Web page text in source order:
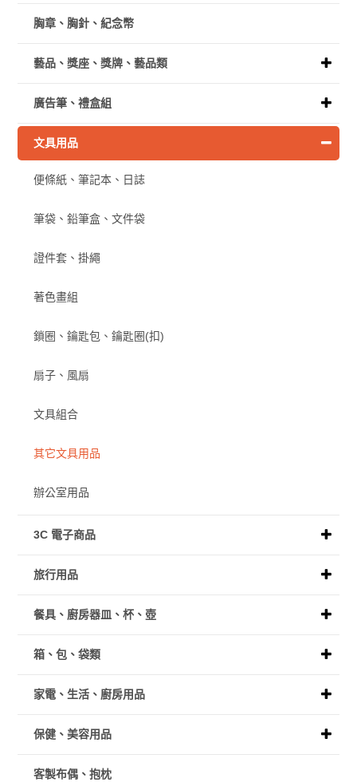
胸章、胸針、紀念幣
藝品、獎座、獎牌、藝品類
廣告筆、禮盒組
文具用品
便條紙、筆記本、日誌
筆袋、鉛筆盒、文件袋
證件套、掛繩
著色畫組
鎖圈、鑰匙包、鑰匙圈(扣)
扇子、風扇
文具組合
其它文具用品
辦公室用品
3C 電子商品
旅行用品
餐具、廚房器皿、杯、壺
箱、包、袋類
家電、生活、廚房用品
保健、美容用品
客製布偶、抱枕